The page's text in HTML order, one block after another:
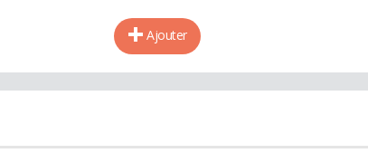
Ajouter